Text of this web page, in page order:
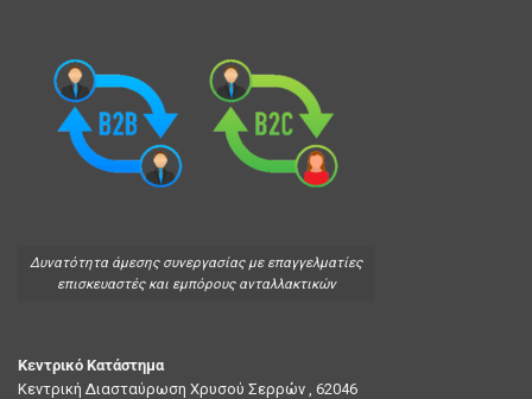
Δυνατότητα άμεσης συνεργασίας με επαγγελματίες
επισκευαστές και εμπόρους ανταλλακτικών
Κεντρικό Κατάστημα
Κεντρική Διασταύρωση Χρυσού Σερρών , 62046